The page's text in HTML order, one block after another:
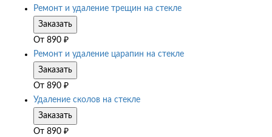
Ремонт и удаление трещин на стекле
Заказать
От 890 ₽
Ремонт и удаление царапин на стекле
Заказать
От 890 ₽
Удаление сколов на стекле
Заказать
От 890 ₽